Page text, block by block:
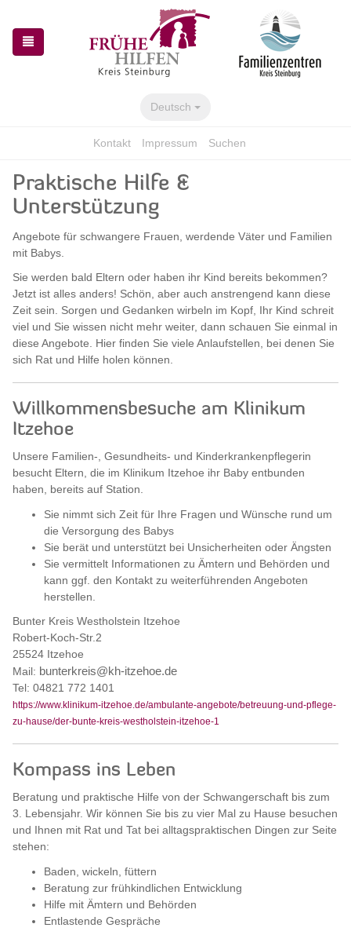
springen
springen
Deutsch
Kontakt Impressum Suchen
Praktische Hilfe &
Unterstützung
Angebote für schwangere Frauen, werdende Väter und Familien
mit Babys.
Sie werden bald Eltern oder haben ihr Kind bereits bekommen?
Jetzt ist alles anders! Schön, aber auch anstrengend kann diese
Zeit sein. Sorgen und Gedanken wirbeln im Kopf, Ihr Kind schreit
viel und Sie wissen nicht mehr weiter, dann schauen Sie einmal in
diese Angebote. Hier finden Sie viele Anlaufstellen, bei denen Sie
sich Rat und Hilfe holen können.
Willkommensbesuche am Klinikum
Itzehoe
Unsere Familien-, Gesundheits- und Kinderkrankenpflegerin
besucht Eltern, die im Klinikum Itzehoe ihr Baby entbunden
haben, bereits auf Station.
Sie nimmt sich Zeit für Ihre Fragen und Wünsche rund um
die Versorgung des Babys
Sie berät und unterstützt bei Unsicherheiten oder Ängsten
Sie vermittelt Informationen zu Ämtern und Behörden und
kann ggf. den Kontakt zu weiterführenden Angeboten
herstellen.
Bunter Kreis Westholstein Itzehoe
Robert-Koch-Str.2
25524 Itzehoe
Mail: bunterkreis@kh-itzehoe.de
Tel: 04821 772 1401
https://www.klinikum-itzehoe.de/ambulante-angebote/betreuung-und-pflege-
zu-hause/der-bunte-kreis-westholstein-itzehoe-1
Kompass ins Leben
Beratung und praktische Hilfe von der Schwangerschaft bis zum
3. Lebensjahr. Wir können Sie bis zu vier Mal zu Hause besuchen
und Ihnen mit Rat und Tat bei alltagspraktischen Dingen zur Seite
stehen:
Baden, wickeln, füttern
Beratung zur frühkindlichen Entwicklung
Hilfe mit Ämtern und Behörden
Entlastende Gespräche